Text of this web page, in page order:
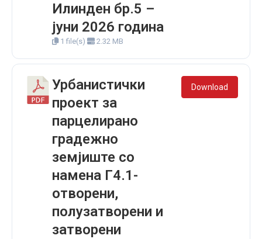
Илинден бр.5 –
јуни 2026 година
1 file(s) 2.32 MB
Урбанистички
проект за
парцелирано
градежно
земјиште со
намена Г4.1-
отворени,
полузатворени и
затворени
Download